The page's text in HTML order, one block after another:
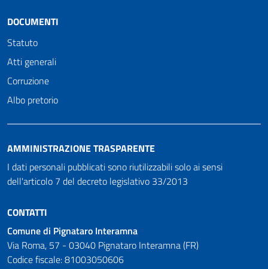
DOCUMENTI
Statuto
Atti generali
Corruzione
Albo pretorio
AMMINISTRAZIONE TRASPARENTE
I dati personali pubblicati sono riutilizzabili solo ai sensi
dell'articolo 7 del decreto legislativo 33/2013
CONTATTI
Comune di Pignataro Interamna
Via Roma, 57 - 03040 Pignataro Interamna (FR)
Codice fiscale: 81003050606